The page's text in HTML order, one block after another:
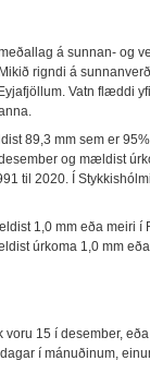
á sunnan- og
rigndi á
Vatn flæddi
89,3 mm sem er
og mældist
til 2020. Í
1,0 mm eða meiri í
úrkoma 1,0 mm
voru 15 í desember,
í mánuðinum,